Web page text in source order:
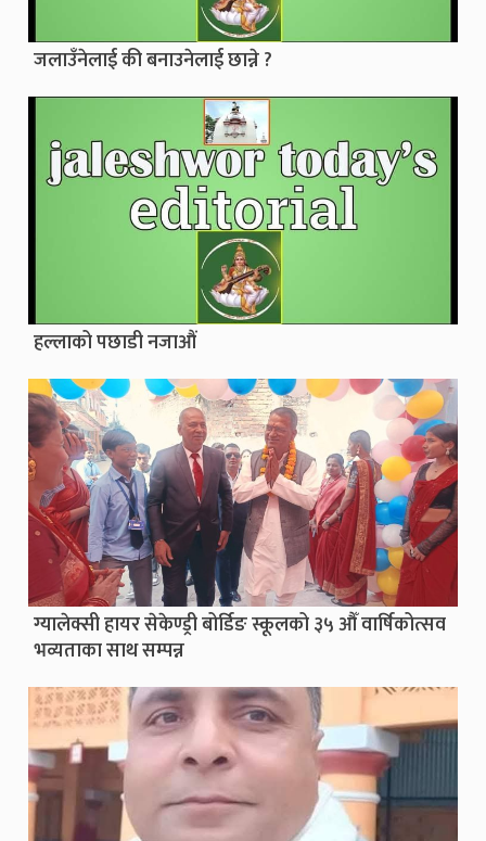
जलाउँनेलाई की बनाउनेलाई छान्ने ?
हल्लाको पछाडी नजाऔं
ग्यालेक्सी हायर सेकेण्ड्री बोर्डिङ स्कूलको ३५ औँ वार्षिकोत्सव
भव्यताका साथ सम्पन्न